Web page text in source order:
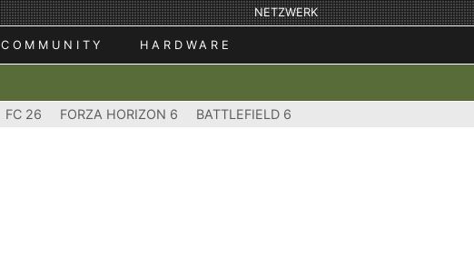
NETZWERK
COMMUNITY HARDWARE
FC 26 FORZA HORIZON 6 BATTLEFIELD 6